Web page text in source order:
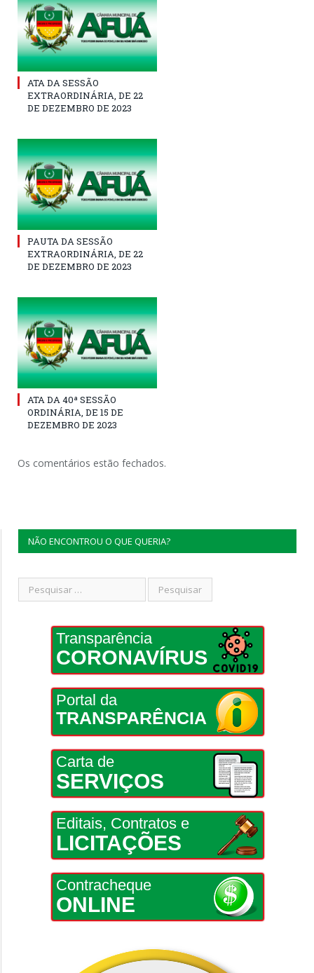
ATA DA SESSÃO
EXTRAORDINÁRIA, DE 22
DE DEZEMBRO DE 2023
PAUTA DA SESSÃO
EXTRAORDINÁRIA, DE 22
DE DEZEMBRO DE 2023
ATA DA 40ª SESSÃO
ORDINÁRIA, DE 15 DE
DEZEMBRO DE 2023
Os comentários estão fechados.
NÃO ENCONTROU O QUE QUERIA?
Transparência
CORONAVÍRUS
Portal da
TRANSPARÊNCIA
Carta de
SERVIÇOS
Editais, Contratos e
LICITAÇÕES
Contracheque
ONLINE